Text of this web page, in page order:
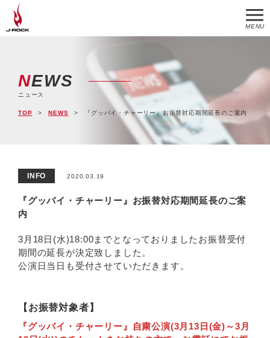
MENU
NEWS
ニュース
TOP NEWS 『グッバイ・チャーリー』お振替対応期間延長のご案内
INFO 2020.03.19
『グッバイ・チャーリー』お振替対応期間延長のご案
内
3月18日(水)18:00までとなっておりましたお振替受付
期間の延長が決定致しました。
公演日当日も受付させていただきます。
【お振替対象者】
『グッバイ・チャーリー』自粛公演(3月13日(金)～3月